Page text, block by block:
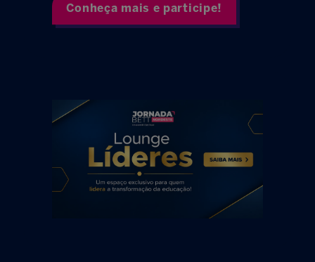
Conheça mais e participe!